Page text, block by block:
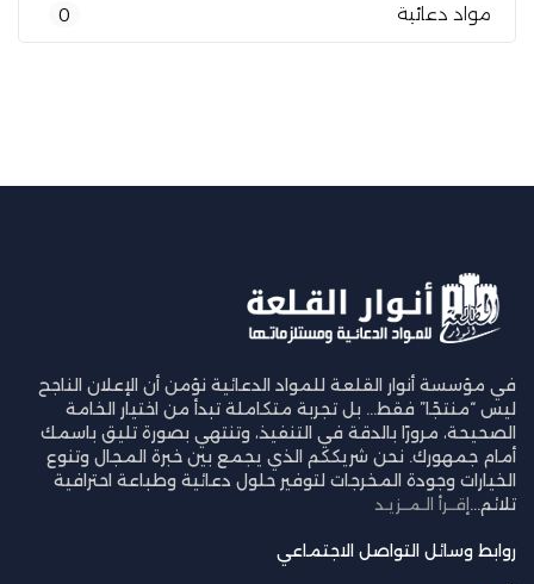
مواد دعائية 0
في مؤسسة أنوار القلعة للمواد الدعائية نؤمن أن الإعلان الناجح
ليس “منتجًا” فقط… بل تجربة متكاملة تبدأ من اختيار الخامة
الصحيحة، مرورًا بالدقة في التنفيذ، وتنتهي بصورة تليق باسمك
أمام جمهورك. نحن شريككم الذي يجمع بين خبرة المجال وتنوع
الخيارات وجودة المخرجات لتوفير حلول دعائية وطباعة احترافية
تلائم... إقــرأ الـمــزيـد
روابط وسائل التواصل الاجتماعي